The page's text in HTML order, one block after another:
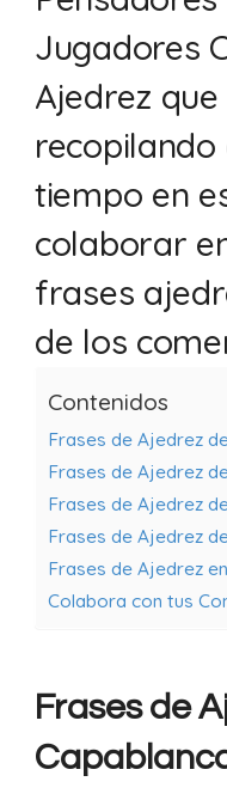
Jugadores
Ajedrez
tiempo en
colaborar
frases
de los
Contenidos
Frases de Ajedrez
Frases de Ajedrez
Frases de Ajedrez
Frases de Ajedrez
Frases de Ajedrez
Colabora con tus
Frases de